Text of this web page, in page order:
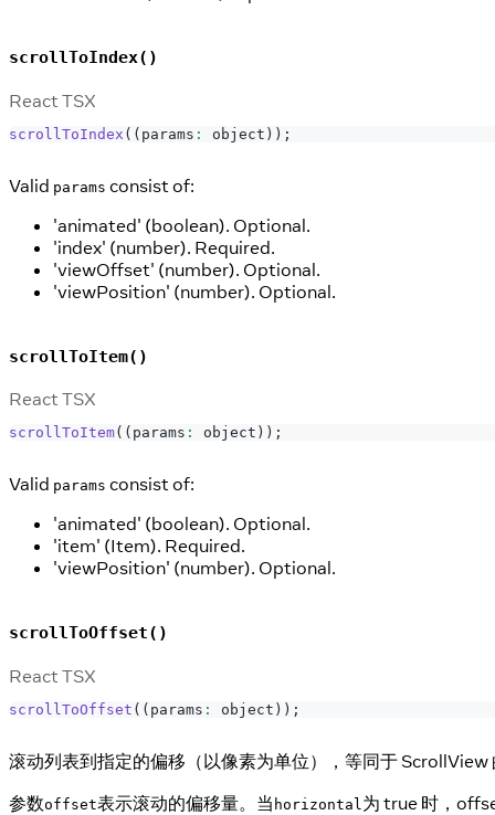
scrollToIndex()
React TSX
scrollToIndex ( ( params : object ) ) ;
Valid params consist of:
'animated' (boolean). Optional.
'index' (number). Required.
'viewOffset' (number). Optional.
'viewPosition' (number). Optional.
scrollToItem()
React TSX
scrollToItem( ( params : object ) ) ;
Valid params consist of:
'animated' (boolean). Optional.
'item' (Item). Required.
'viewPosition' (number). Optional.
scrollToOffset()
React TSX
scrollToOffset ( ( params : object ) ) ;
滚动列表到指定的偏移（以像素为单位），等同于 ScrollView
参数offset表示滚动的偏移量。当 horizontal 为 true 时，